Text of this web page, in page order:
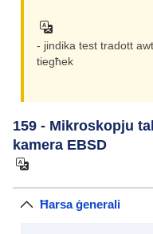
- jindika test tradott
tiegħek
159 - Mikroskopju
kamera EBSD
Ħarsa ġenerali